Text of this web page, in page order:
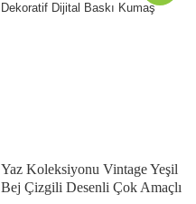
Yaz Koleksiyonu Vintage Yeşil
Bej Çizgili Desenli Çok Amaçlı